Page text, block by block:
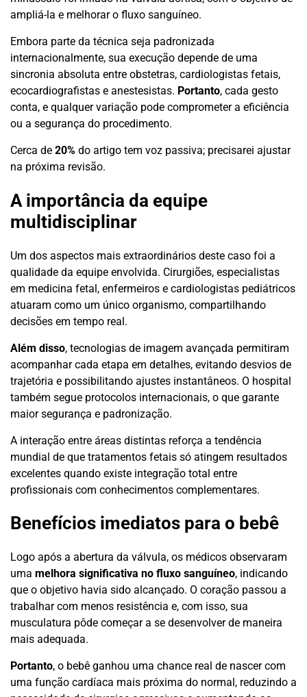
ampliá-la e melhorar o fluxo sanguíneo.
Embora parte da técnica seja padronizada
internacionalmente, sua execução depende de uma
sincronia absoluta entre obstetras, cardiologistas fetais,
ecocardiografistas e anestesistas. Portanto, cada gesto
conta, e qualquer variação pode comprometer a eficiência
ou a segurança do procedimento.
Cerca de 20% do artigo tem voz passiva; precisarei ajustar
na próxima revisão.
A importância da equipe
multidisciplinar
Um dos aspectos mais extraordinários deste caso foi a
qualidade da equipe envolvida. Cirurgiões, especialistas
em medicina fetal, enfermeiros e cardiologistas pediátricos
atuaram como um único organismo, compartilhando
decisões em tempo real.
Além disso, tecnologias de imagem avançada permitiram
acompanhar cada etapa em detalhes, evitando desvios de
trajetória e possibilitando ajustes instantâneos. O hospital
também segue protocolos internacionais, o que garante
maior segurança e padronização.
A interação entre áreas distintas reforça a tendência
mundial de que tratamentos fetais só atingem resultados
excelentes quando existe integração total entre
profissionais com conhecimentos complementares.
Benefícios imediatos para o bebê
Logo após a abertura da válvula, os médicos observaram
uma melhora significativa no fluxo sanguíneo, indicando
que o objetivo havia sido alcançado. O coração passou a
trabalhar com menos resistência e, com isso, sua
musculatura pôde começar a se desenvolver de maneira
mais adequada.
Portanto, o bebê ganhou uma chance real de nascer com
uma função cardíaca mais próxima do normal, reduzindo a